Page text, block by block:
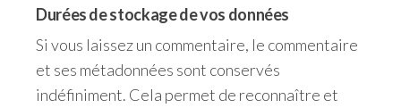
Durées de stockage de vos données
Si vous laissez un commentaire, le commentaire
et ses métadonnées sont conservés
indéfiniment. Cela permet de reconnaître et